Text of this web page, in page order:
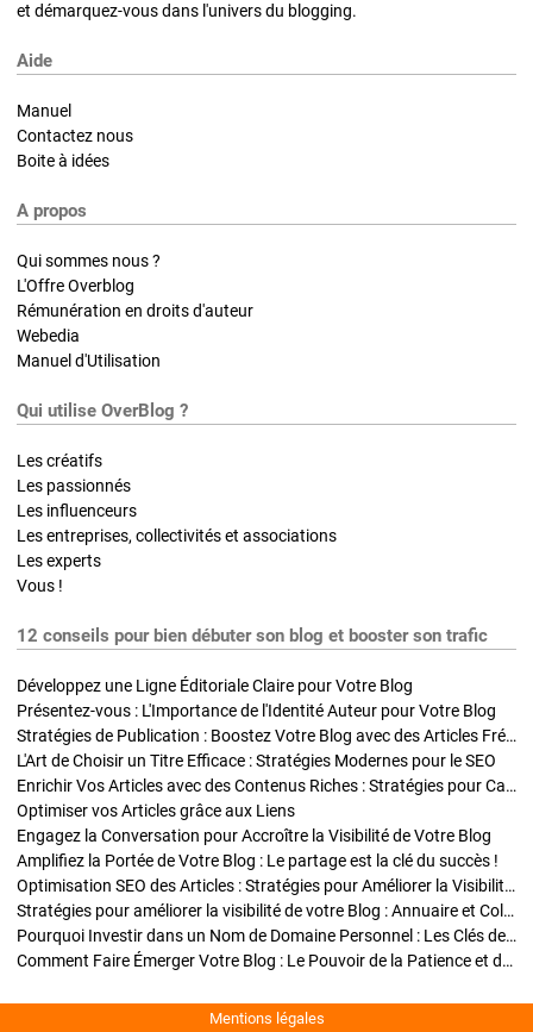
et démarquez-vous dans l'univers du blogging.
Aide
Manuel
Contactez nous
Boite à idées
A propos
Qui sommes nous ?
L'Offre Overblog
Rémunération en droits d'auteur
Webedia
Manuel d'Utilisation
Qui utilise OverBlog ?
Les créatifs
Les passionnés
Les influenceurs
Les entreprises, collectivités et associations
Les experts
Vous !
12 conseils pour bien débuter son blog et booster son trafic
Développez une Ligne Éditoriale Claire pour Votre Blog
Présentez-vous : L'Importance de l'Identité Auteur pour Votre Blog
Stratégies de Publication : Boostez Votre Blog avec des Articles Fréquents et Exclusifs
L'Art de Choisir un Titre Efficace : Stratégies Modernes pour le SEO
Enrichir Vos Articles avec des Contenus Riches : Stratégies pour Captiver et Optimiser
Optimiser vos Articles grâce aux Liens
Engagez la Conversation pour Accroître la Visibilité de Votre Blog
Amplifiez la Portée de Votre Blog : Le partage est la clé du succès !
Optimisation SEO des Articles : Stratégies pour Améliorer la Visibilité de Votre Blog
Stratégies pour améliorer la visibilité de votre Blog : Annuaire et Collaborations
Pourquoi Investir dans un Nom de Domaine Personnel : Les Clés de la Réussite de Votre Blog
Comment Faire Émerger Votre Blog : Le Pouvoir de la Patience et de la Persévérance
Mentions légales